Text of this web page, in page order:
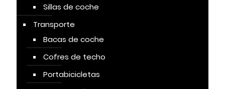
Sillas de coche
Transporte
Bacas de coche
Cofres de techo
Portabicicletas